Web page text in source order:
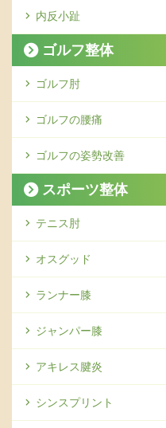
内反小趾
ゴルフ整体
ゴルフ肘
ゴルフの腰痛
ゴルフの姿勢改善
スポーツ整体
テニス肘
オスグッド
ランナー膝
ジャンパー膝
アキレス腱炎
シンスプリント